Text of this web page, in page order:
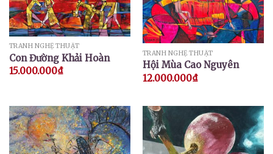
TRANH NGHỆ THUẬT
Con Đường Khải Hoàn
15.000.000₫
TRANH NGHỆ THUẬT
Hội Mùa Cao Nguyên
12.000.000₫